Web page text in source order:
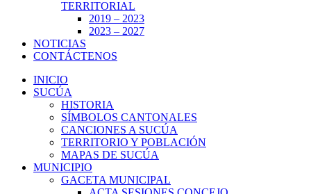
TERRITORIAL
2019 – 2023
2023 – 2027
NOTICIAS
CONTÁCTENOS
INICIO
SUCÚA
HISTORIA
SÍMBOLOS CANTONALES
CANCIONES A SUCÚA
TERRITORIO Y POBLACIÓN
MAPAS DE SUCÚA
MUNICIPIO
GACETA MUNICIPAL